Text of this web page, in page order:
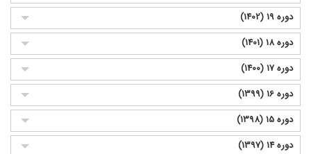
دوره 19 (1402)
دوره 18 (1401)
دوره 17 (1400)
دوره 16 (1399)
دوره 15 (1398)
دوره 14 (1397)